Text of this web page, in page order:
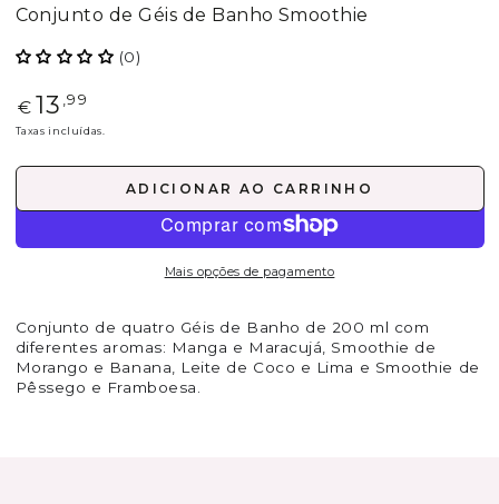
Conjunto de Géis de Banho Smoothie
(0)
Preço
regular
€ 13 ,99
Taxas incluídas.
ADICIONAR AO CARRINHO
Mais opções de pagamento
Conjunto de quatro Géis de Banho de 200 ml com
diferentes aromas: Manga e Maracujá, Smoothie de
Morango e Banana, Leite de Coco e Lima e Smoothie de
Pêssego e Framboesa.